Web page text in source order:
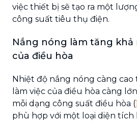
việc thiết bị sẽ tạo ra một
công suất tiêu thụ điện.
Nắng nóng làm tăng khả
của điều hòa
Nhiệt độ nắng nóng càng cao
làm việc của điều hòa càng
mỗi dạng công suất điều hòa (
phù hợp với một loại diện